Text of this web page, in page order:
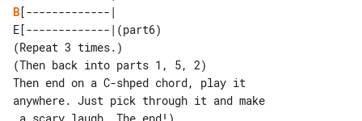
B[-------------|
E[-------------|(part6)
(Repeat 3 times.)
(Then back into parts 1, 5, 2)
Then end on a C-shped chord, play it
anywhere. Just pick through it and make